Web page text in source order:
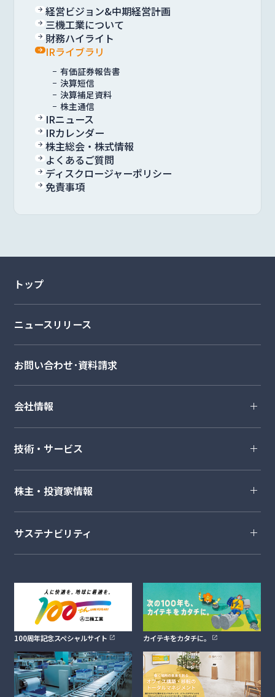
経営ビジョン&中期経営計画
三機工業について
財務ハイライト
IRライブラリ
有価証券報告書
決算短信
決算補足資料
株主通信
IRニュース
IRカレンダー
株主総会・株式情報
よくあるご質問
ディスクロージャーポリシー
免責事項
トップ
ニュースリリース
お問い合わせ･資料請求
会社情報
技術・サービス
株主・投資家情報
サステナビリティ
100周年記念スペシャルサイト カイテキをカタチに。